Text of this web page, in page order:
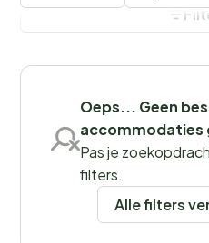
Plaatsen
Filters opslaan
Oeps... Geen
accommodaties
Pas je
filters.
Alle filters